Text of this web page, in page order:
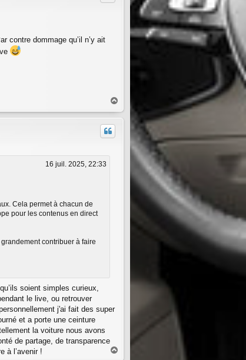
contre dommage qu’il n’y ait
a
u
16 juil. 2025, 22:33
Cela permet à chacun de
pour les contenus en direct
contribuer à faire
soient simples curieux,
le live, ou retrouver
j'ai fait des super
et a porte une ceinture
la voiture nous avons
de partage, de transparence
à l’avenir !